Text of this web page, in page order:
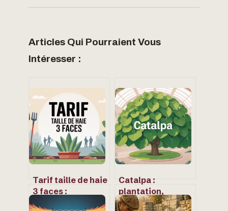
Articles Qui Pourraient Vous
Intéresser :
Tarif taille de haie
3 faces :
comprendre et
Catalpa :
plantation,
entretien et